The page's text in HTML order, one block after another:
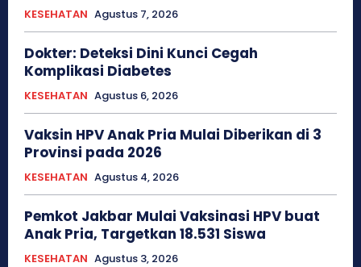
KESEHATAN Agustus 7, 2026
Dokter: Deteksi Dini Kunci Cegah
Komplikasi Diabetes
KESEHATAN Agustus 6, 2026
Vaksin HPV Anak Pria Mulai Diberikan di 3
Provinsi pada 2026
KESEHATAN Agustus 4, 2026
Pemkot Jakbar Mulai Vaksinasi HPV buat
Anak Pria, Targetkan 18.531 Siswa
KESEHATAN Agustus 3, 2026